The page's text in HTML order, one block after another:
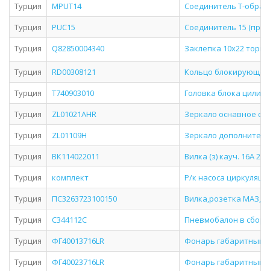
Турция
MPUT14
Соединитель Т-
Турция
PUC15
Соединитель 15
Турция
Q82850004340 Заклепка 10х22
Турция RD00308121
Кольцо блокирующее
Турция
T740903010
Головка блока
Турция
ZL01021AHR
Зеркало оснавное с
Турция
ZL01109H
Зеркало
Турция
ВК114022011
Вилка (з) кауч. 16А
Турция
комплект
Р/к насоса
Турция
ПС3263723100150
Вилка,розетка
Турция
С344112C
Пневмобалон в сборе
Турция
ФГ40013716LR
Фонарь габаритный
Турция
ФГ40023716LR Фонарь габаритный